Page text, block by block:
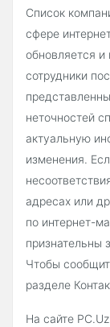
Список
сфере
обновляется
сотрудники
неточностей
актуальную
изменения.
адресах или
по интернет-
признательны
Чтобы
разделе
На сайте